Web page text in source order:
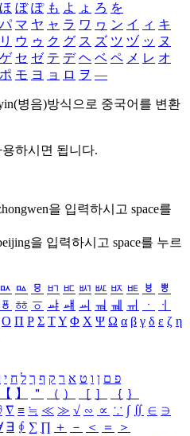
ほ ぼ ぽ も よ ょ ろ を
パ マ ヤ ャ ラ ワ ヮ ン イ ィ キ
リ ウ ゥ ク グ ス ズ ツ ヅ ッ ヌ
ゲ セ ゼ テ デ ヘ ベ ペ メ レ オ
ポ モ ヨ ョ ロ ヲ ―
병음)방식으로 중국어를 변환
하시면 됩니다.
을 입력하시고 space를
을 입력하시고 space를 누르
ㅯ ㅰ ㅱ ㅲ ㅳ ㅴ ㅵ ㅶ ㅷ ㅸ
ㅹ
ㆄ ㆅ ㆆ ㆇ ㆈ ㆉ ㆊ ㆋ ㆌ ㆍ
ㆎ
Ο Π Ρ Σ ΤΥ Φ Χ Ψ Ω α β γ δ ε ζ η
פ ם ן ו ט א ר ק ף ך ל ח י
【 】 ＂ （ ） ［ ］ ｛ ｝
∇ ≡ ≒ ≪ ≫ √ ∽ ∝ ∵ ∫ ∬ ∈ ∋
∃ ∮ ∑ ∏ ＋ － ＜ ＝
＞